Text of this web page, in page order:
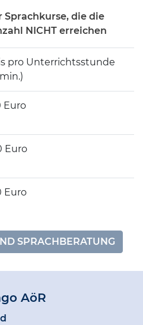
die die
NICHT erreichen
pro Unterrichtsstunde
Euro
Euro
Euro
SPRACHBERATUNG
AöR